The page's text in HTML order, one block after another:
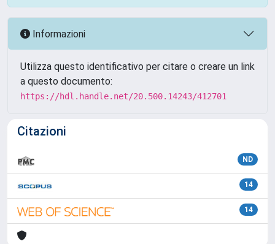
Informazioni
Utilizza questo identificativo per citare o creare un link
a questo documento:
https://hdl.handle.net/20.500.14243/412701
Citazioni
ND
14
14